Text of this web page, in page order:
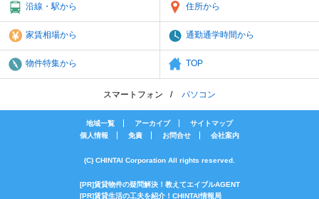
沿線・駅から 住所から
家賃相場から 通勤通学時間から
物件特集から TOP
スマートフォン パソコン
地域一覧 アーカイブ
サイトマップ
個人情報
免責 お問合せ 会社案内
(C) CHINTAI Corporation All rights reserved.
[PR]賃貸物件の疑問解決！教えてエイブルAGENT
[PR]賃貸生活の工夫を紹介！CHINTAI情報局